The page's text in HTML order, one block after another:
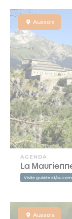
Aussois
AGENDA
La
Visite guidée et/ou
Aussois